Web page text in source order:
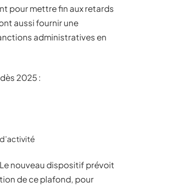
pour mettre fin aux retards
aussi fournir une
administratives en
2025 :
nouveau dispositif prévoit
de ce plafond, pour